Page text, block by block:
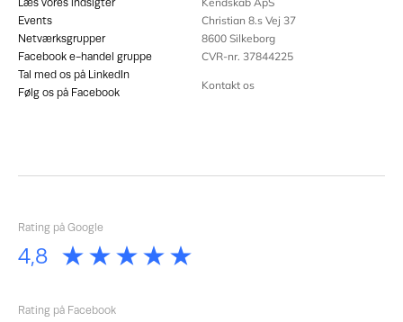
Events
Netværksgrupper
Facebook e-handel gruppe
Tal med os på LinkedIn
Følg os på Facebook
Christian 8.s Vej 37
8600 Silkeborg
CVR-nr. 37844225
Kontakt os
Rating på Google
Rating på Facebook